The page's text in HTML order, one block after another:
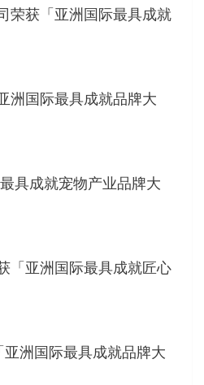
荣获「亚洲国际最具成就
洲国际最具成就品牌大
具成就宠物产业品牌大
「亚洲国际最具成就匠心
亚洲国际最具成就品牌大